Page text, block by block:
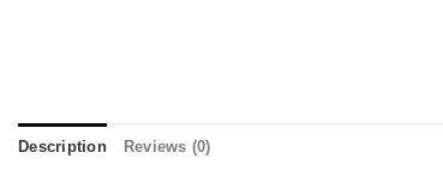
Description Reviews (0)